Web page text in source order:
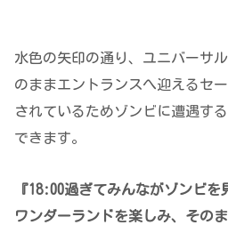
水色の矢印の通り、ユニバーサ
のままエントランスへ迎えるセ
されているためゾンビに遭遇す
できます。
『18:00過ぎてみんながゾンビ
ワンダーランドを楽しみ、その